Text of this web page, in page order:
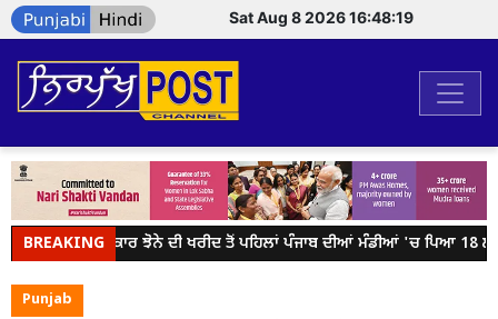
Sat Aug 8 2026 16:48:19
BREAKING
ਕੇਂਦਰ ਸਰਕਾਰ ਝੋਨੇ ਦੀ ਖਰੀਦ ਤੋਂ ਪਹਿਲਾਂ ਪੰਜਾਬ ਦੀਆਂ ਮੰਡੀਆਂ 'ਚ ਪਿਆ 18 ਲੱਖ
Punjab